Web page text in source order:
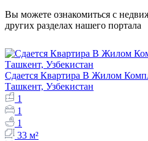
Вы можете ознакомиться с
других разделах нашего портала
Сдается Квартира В Жилом
Ташкент, Узбекистан
1
1
1
33 м²